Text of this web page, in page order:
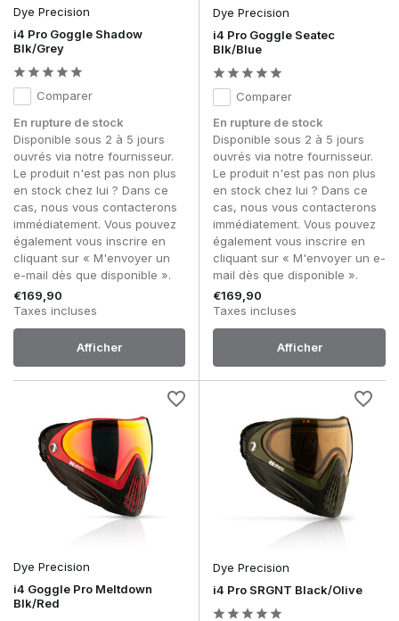
Dye Precision
i4 Pro Goggle Shadow
Blk/Grey
Comparer
En rupture de stock
Disponible sous 2 à 5 jours
ouvrés via notre fournisseur.
Le produit n'est pas non plus
en stock chez lui ? Dans ce
cas, nous vous contacterons
immédiatement. Vous pouvez
également vous inscrire en
cliquant sur « M'envoyer un
e-mail dès que disponible ».
€169,90
Taxes incluses
Afficher
Dye Precision
i4 Pro Goggle Seatec
Blk/Blue
Comparer
En rupture de stock
Disponible sous 2 à 5 jours
ouvrés via notre fournisseur.
Le produit n'est pas non plus
en stock chez lui ? Dans ce
cas, nous vous contacterons
immédiatement. Vous pouvez
également vous inscrire en
cliquant sur « M'envoyer un e-
mail dès que disponible ».
€169,90
Taxes incluses
Afficher
Dye Precision
i4 Goggle Pro Meltdown
Blk/Red
Dye Precision
i4 Pro SRGNT Black/Olive